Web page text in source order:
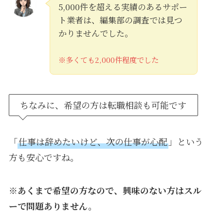
5,000件を超える実績のあるサポー
ト業者は、編集部の調査では見つ
かりませんでした。
※多くても2,000件程度でした
ちなみに、希望の方は転職相談も可能です
「仕事は辞めたいけど、次の仕事が心配」という
方も安心ですね。
※あくまで希望の方なので、興味のない方はスル
ーで問題ありません。